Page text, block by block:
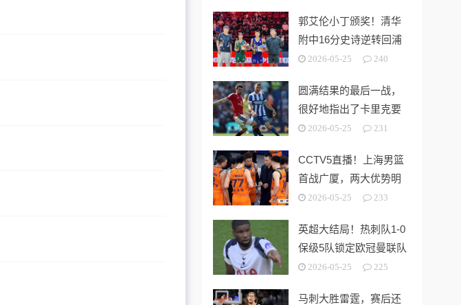
郭艾伦小丁颁奖！清华
附中16分史诗逆转回浦
中学 时隔5年夺第15冠
2026-05-25 240
圆满结果的最后一战，
很好地指出了卡里克要
解决的终极问题
2026-05-25 231
CCTV5直播！上海男篮
首战广厦，两大优势明
显，孙铭徽带伤出战！
2026-05-25 233
英超大结局！热刺队1-0
保级5队锁定欧冠曼联队
第3切尔西无缘欧战
2026-05-25 225
马刺大胜雷霆，赛后还